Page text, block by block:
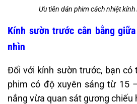
Ưu tiên dán phim cách nhiệt
Kính sườn trước cân bằng
nhìn
Đối với kính sườn trước, bạn có
phim có độ xuyên sáng từ 15
nắng vừa quan sát gương chiếu